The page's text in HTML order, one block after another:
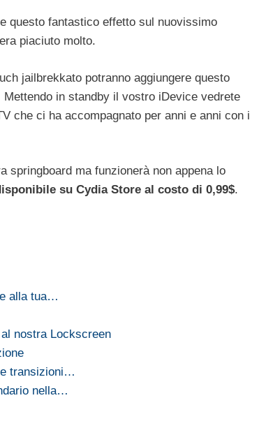
questo fantastico effetto sul nuovissimo
piaciuto molto.
jailbrekkato potranno aggiungere questo
in standby il vostro iDevice vedrete
che ci ha accompagnato per anni e anni con i
springboard ma funzionerà non appena lo
su Cydia Store al costo di 0,99$.
alla tua…
nostra Lockscreen
transizioni…
nella…